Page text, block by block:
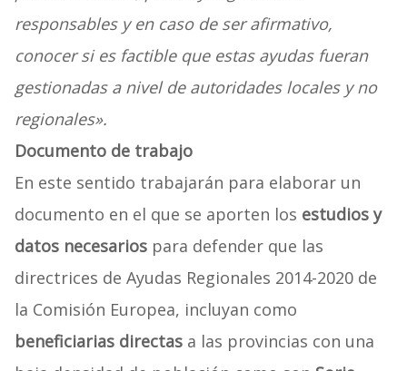
responsables y en caso de ser afirmativo,
conocer si es factible que estas ayudas fueran
gestionadas a nivel de autoridades locales y no
regionales».
Documento de trabajo
En este sentido trabajarán para elaborar un
documento en el que se aporten los estudios y
datos necesariospara defender que las
directrices de Ayudas Regionales 2014-2020 de
la Comisión Europea, incluyan como
beneficiarias directasa las provincias con una